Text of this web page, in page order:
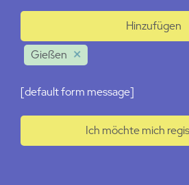
Hinzufügen
Gießen
[default form message]
Ich möchte mich